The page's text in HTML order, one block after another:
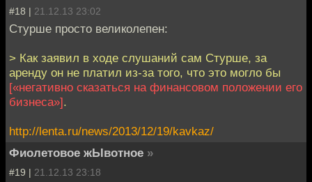
#18 | 21.12.13 23:02
Стурше просто великолепен:
> Как заявил в ходе слушаний сам Стурше, за
аренду он не платил из-за того, что это могло бы
[«негативно сказаться на финансовом положении его
бизнеса»].
http://lenta.ru/news/2013/12/19/kavkaz/
Фиолетовое жЫвотное »
#19 | 21.12.13 23:18